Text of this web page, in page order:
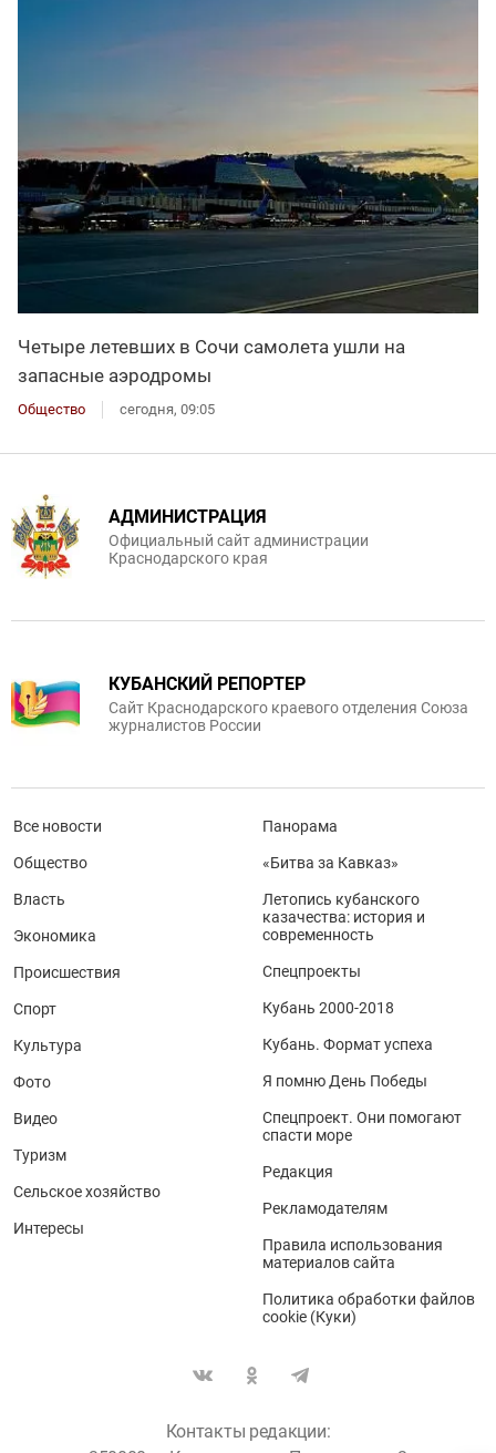
Четыре летевших в Сочи самолета ушли на
запасные аэродромы
Общество сегодня, 09:05
АДМИНИСТРАЦИЯ
Официальный сайт администрации
Краснодарского края
КУБАНСКИЙ РЕПОРТЕР
Сайт Краснодарского краевого отделения Союза
журналистов России
Все новости
Общество
Власть
Экономика
Происшествия
Спорт
Культура
Фото
Видео
Туризм
Сельское хозяйство
Интересы
Панорама
«Битва за Кавказ»
Летопись кубанского
казачества: история и
современность
Спецпроекты
Кубань 2000-2018
Кубань. Формат успеха
Я помню День Победы
Спецпроект. Они помогают
спасти море
Редакция
Рекламодателям
Правила использования
материалов сайта
Политика обработки файлов
cookie (Куки)
Контакты редакции: